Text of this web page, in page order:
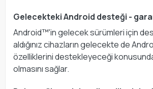
Gelecekteki Android desteği -
Android™'in gelecek sürümleri için
aldığınız cihazların gelecekte de
özelliklerini destekleyeceği
olmasını sağlar.